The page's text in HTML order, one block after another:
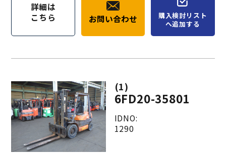
詳細は
こちら
お問い合わせ
購入検討リスト
へ追加する
(1)
6FD20-35801
IDNO:
1290